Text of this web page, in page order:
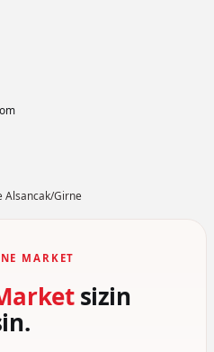
Alsancak/Girne
MARKET
sizin